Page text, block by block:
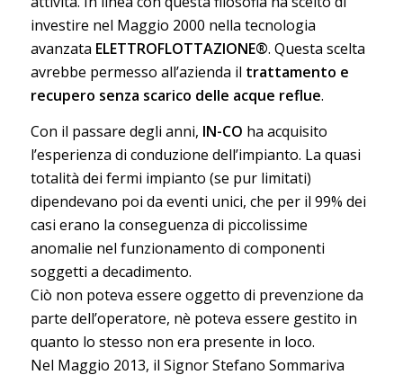
investire nel Maggio 2000 nella tecnologia
avanzata ELETTROFLOTTAZIONE®. Questa scelta
avrebbe permesso all’azienda il trattamento e
recupero senza scarico delle acque reflue.
Con il passare degli anni, IN-CO ha acquisito
l’esperienza di conduzione dell’impianto. La quasi
totalità dei fermi impianto (se pur limitati)
dipendevano poi da eventi unici, che per il 99% dei
casi erano la conseguenza di piccolissime
anomalie nel funzionamento di componenti
soggetti a decadimento.
Ciò non poteva essere oggetto di prevenzione da
parte dell’operatore, nè poteva essere gestito in
quanto lo stesso non era presente in loco.
Nel Maggio 2013, il Signor Stefano Sommariva